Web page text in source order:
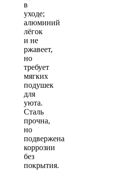
в
уходе;
алюминий
лёгок
и не
ржавеет,
но
требует
мягких
подушек
для
уюта.
Сталь
прочна,
но
подвержена
коррозии
без
покрытия.